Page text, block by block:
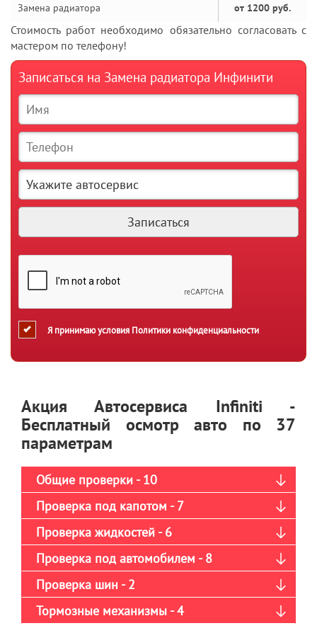
Замена радиатора
от 1200 руб.
Стоимость работ необходимо обязательно согласовать с
мастером по телефону!
Записаться на Замена радиатора Инфинити
Я принимаю условия Политики конфиденциальности
Акция Автосервиса Infiniti -
Бесплатный осмотр авто по 37
параметрам
Общие проверки - 10
Проверка под капотом - 7
Проверка жидкостей - 6
Проверка под автомобилем - 8
Проверка шин - 2
Тормозные механизмы - 4